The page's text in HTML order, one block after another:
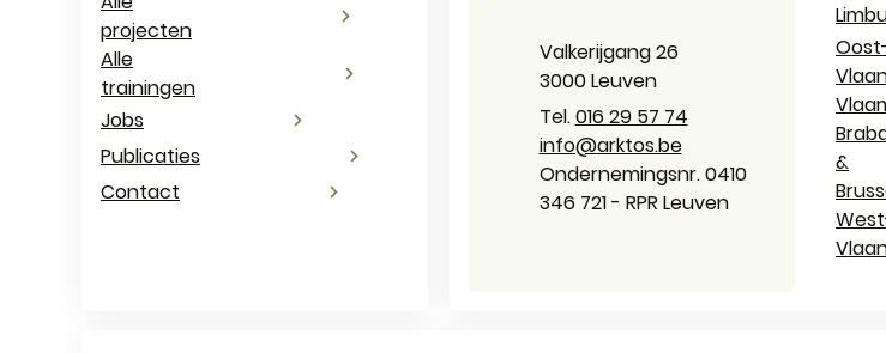
AdresValkerijgang 26
,3000Leuven
016 29 57 74
E-mailinfo@arktos.be
Ondernemingsnummer
Ondernemingsnr. 0410
346 721 - RPR Leuven
&
projecten
Alle
trainingen
Jobs
Publicaties
Contact